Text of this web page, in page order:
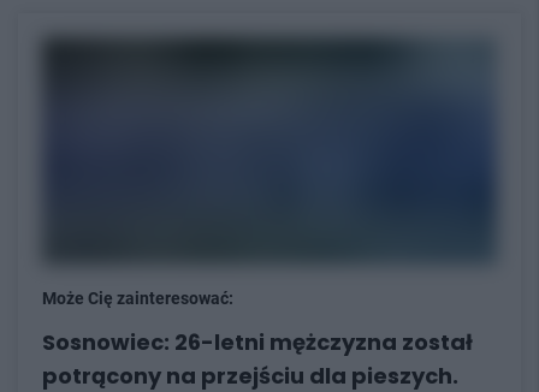
Może Cię zainteresować:
Sosnowiec: 26-letni mężczyzna został
potrącony na przejściu dla pieszych.